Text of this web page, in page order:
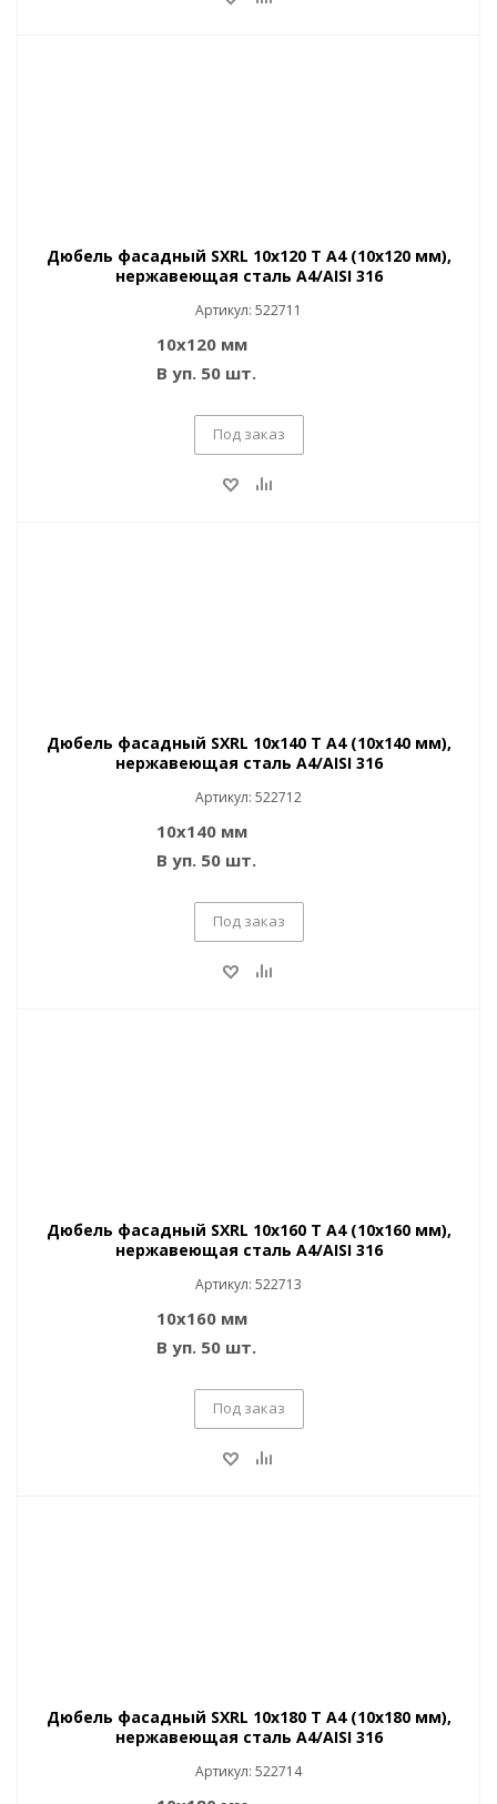
Дюбель фасадный SXRL 10x120 T A4 (10x120 мм),
нержавеющая сталь A4/AISI 316
Артикул: 522711
10х120 мм
В уп. 50 шт.
Под заказ
Дюбель фасадный SXRL 10x140 T A4 (10x140 мм),
нержавеющая сталь A4/AISI 316
Артикул: 522712
10х140 мм
В уп. 50 шт.
Под заказ
Дюбель фасадный SXRL 10x160 T A4 (10x160 мм),
нержавеющая сталь A4/AISI 316
Артикул: 522713
10х160 мм
В уп. 50 шт.
Под заказ
Дюбель фасадный SXRL 10x180 T A4 (10x180 мм),
нержавеющая сталь A4/AISI 316
Артикул: 522714